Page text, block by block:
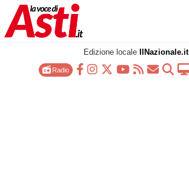
Edizione locale IlNazionale.it
Radio